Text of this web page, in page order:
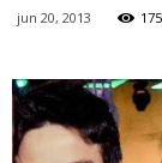
jun 20, 2013